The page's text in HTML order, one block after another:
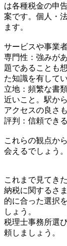
は各種税金の申
案です。個人・
ます。
サービスや事業
専門性：強みが
題であることも
た知識を有して
立地：頻繁な書
近いこと。駅か
アクセスの良さ
評判：信頼でき
これらの観点か
会えるでしょう。
これまで見てき
納税に関するさ
的に合った選択
しょう。
税理士事務所選
頼しましょう。